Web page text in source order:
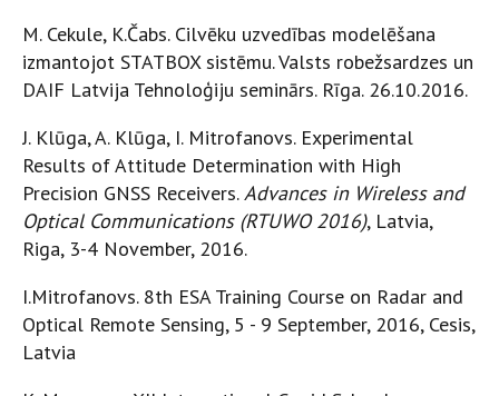
M. Cekule, K.Čabs. Cilvēku uzvedības modelēšana
izmantojot STATBOX sistēmu. Valsts robežsardzes un
DAIF Latvija Tehnoloģiju seminārs. Rīga. 26.10.2016.
J. Klūga, A. Klūga, I. Mitrofanovs. Experimental
Results of Attitude Determination with High
Precision GNSS Receivers.Advances in Wireless and
Optical Communications (RTUWO 2016), Latvia,
Riga, 3-4 November, 2016.
I.Mitrofanovs. 8th ESA Training Course on Radar and
Optical Remote Sensing, 5 - 9 September, 2016, Cesis,
Latvia